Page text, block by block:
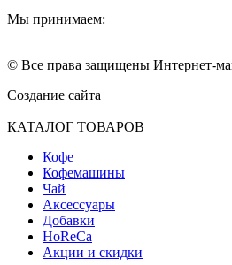
Мы принимаем:
© Все права защищены Интернет-
Создание сайта
КАТАЛОГ ТОВАРОВ
Кофе
Кофемашины
Чай
Аксессуары
Добавки
HoReCa
Акции и скидки